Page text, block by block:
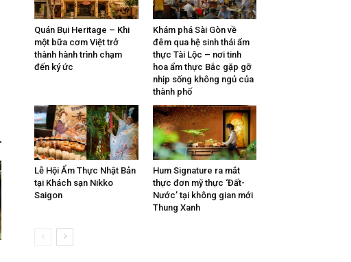
Quán Bụi Heritage – Khi
một bữa cơm Việt trở
thành hành trình chạm
đến ký ức
Khám phá Sài Gòn về
đêm qua hệ sinh thái ẩm
thực Tài Lộc – nơi tinh
hoa ẩm thực Bắc gặp gỡ
nhịp sống không ngủ của
thành phố
Lễ Hội Ẩm Thực Nhật Bản
tại Khách sạn Nikko
Saigon
Hum Signature ra mắt
thực đơn mỹ thực ‘Đất-
Nước’ tại không gian mới
Thung Xanh